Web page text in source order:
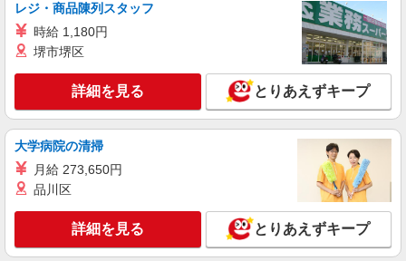
派遣社員
パーソルテンプスタッフ株式会社 名古屋コーディネートセンタ
ー/26-0577433
［残業なし］時間相談OK★新たなスキルが身
につくかも！管理部門っぽい事務
時給1600円
愛知県名古屋市中村区／最寄駅：名古屋駅
【名古屋駅直結オフィス】名鉄・近鉄・桜通線・
あおなみ線も便利
詳細を見る
パーソルテンプスタッフ株式会社 名古屋コーディネートセンタ
レジ・商品陳列スタッフ
時給 1,180円
堺市堺区
詳細を見る とりあえずキープ
大学病院の清掃
月給 273,650円
品川区
詳細を見る とりあえずキープ